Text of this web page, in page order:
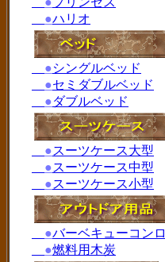
●ハリオ
●シングルベッド
●セミダブルベッド
●ダブルベッド
●スーツケース大型
●スーツケース中型
●スーツケース小型
●バーベキューコンロ
●燃料用木炭